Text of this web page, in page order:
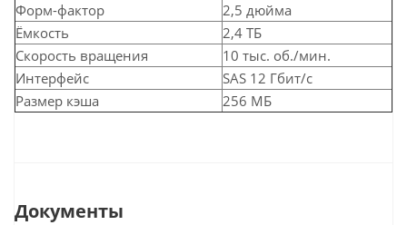
Форм-фактор
2,5 дюйма
Ёмкость
2,4 ТБ
Скорость вращения
10 тыс. об./мин.
Интерфейс
SAS 12 Гбит/с
Размер кэша
256 МБ
Документы